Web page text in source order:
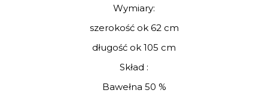
Wymiary:
szerokość ok 62 cm
długość ok 105 cm
Skład :
Bawełna 50 %